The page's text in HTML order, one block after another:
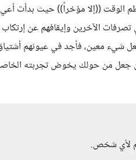
الوقت ((إلا مؤخراً)) حيث بدأت
الآخرين وإيقافهم عن
شيء معين، فأجد في عيونهم أشتياق
جعل من حولك يخوض تجربته
لأي شخص.